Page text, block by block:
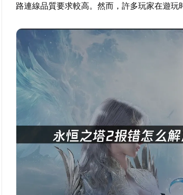
路連線品質要求較高。然而，許多玩家在遊玩